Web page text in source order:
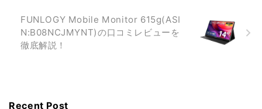
FUNLOGY Mobile Monitor 615g(ASI
N:B08NCJMYNT)の口コミレビューを
徹底解説！
Recent Post